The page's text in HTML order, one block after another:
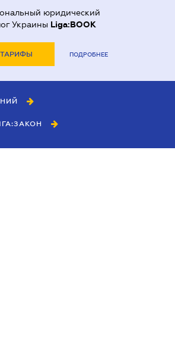
юридический
Украины Liga:BOOK
ТАРИФЫ ПОДРОБНЕЕ